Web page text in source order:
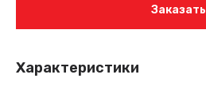
Заказать
Характеристики